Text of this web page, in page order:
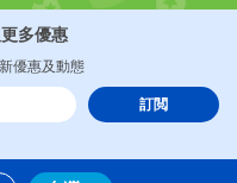
列
多優惠
優惠及動態
訂閲